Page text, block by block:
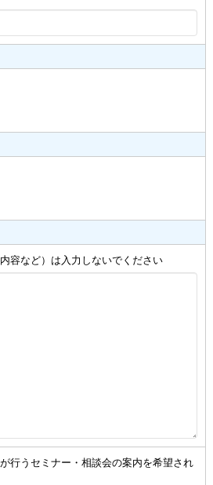
容など）は入力しないでください
行うセミナー・相談会の案内を希望され